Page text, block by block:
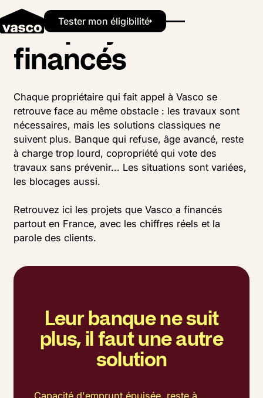
Button Text
Tester mon éligibilité
Les projets
financés
Chaque propriétaire qui fait appel à Vasco se
retrouve face au même obstacle : les travaux sont
nécessaires, mais les solutions classiques ne
suivent plus. Banque qui refuse, âge avancé, reste
à charge trop lourd, copropriété qui vote des
travaux sans prévenir... Les situations sont variées,
les blocages aussi.
Retrouvez ici les projets que Vasco a financés
partout en France, avec les chiffres réels et la
parole des clients.
Leur banque ne suit
plus, il faut une autre
solution
Capacité d'emprunt épuisée, reste à